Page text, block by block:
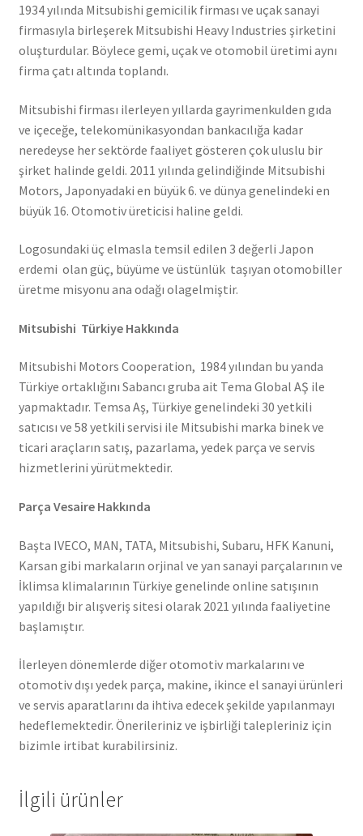
1934 yılında Mitsubishi gemicilik firması ve uçak sanayi
firmasıyla birleşerek Mitsubishi Heavy Industries şirketini
oluşturdular. Böylece gemi, uçak ve otomobil üretimi aynı
firma çatı altında toplandı.
Mitsubishi firması ilerleyen yıllarda gayrimenkulden gıda
ve içeceğe, telekomünikasyondan bankacılığa kadar
neredeyse her sektörde faaliyet gösteren çok uluslu bir
şirket halinde geldi. 2011 yılında gelindiğinde Mitsubishi
Motors, Japonyadaki en büyük 6. ve dünya genelindeki en
büyük 16. Otomotiv üreticisi haline geldi.
Logosundaki üç elmasla temsil edilen 3 değerli Japon
erdemi olan güç, büyüme ve üstünlük taşıyan otomobiller
üretme misyonu ana odağı olagelmiştir.
Mitsubishi Türkiye Hakkında
Mitsubishi Motors Cooperation, 1984 yılından bu yanda
Türkiye ortaklığını Sabancı gruba ait Tema Global AŞ ile
yapmaktadır. Temsa Aş, Türkiye genelindeki 30 yetkili
satıcısı ve 58 yetkili servisi ile Mitsubishi marka binek ve
ticari araçların satış, pazarlama, yedek parça ve servis
hizmetlerini yürütmektedir.
Parça Vesaire Hakkında
Başta IVECO, MAN, TATA, Mitsubishi, Subaru, HFK Kanuni,
Karsan gibi markaların orjinal ve yan sanayi parçalarının ve
İklimsa klimalarının Türkiye genelinde online satışının
yapıldığı bir alışveriş sitesi olarak 2021 yılında faaliyetine
başlamıştır.
İlerleyen dönemlerde diğer otomotiv markalarını ve
otomotiv dışı yedek parça, makine, ikince el sanayi ürünleri
ve servis aparatlarını da ihtiva edecek şekilde yapılanmayı
hedeflemektedir. Önerileriniz ve işbirliği talepleriniz için
bizimle irtibat kurabilirsiniz.
İlgili ürünler